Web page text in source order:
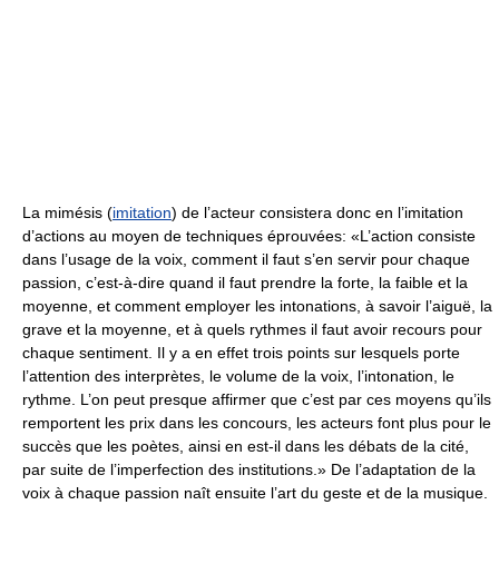
La mimésis (imitation) de l’acteur consistera donc en l’imitation
d’actions au moyen de techniques éprouvées: «L’action consiste
dans l’usage de la voix, comment il faut s’en servir pour chaque
passion, c’est-à-dire quand il faut prendre la forte, la faible et la
moyenne, et comment employer les intonations, à savoir l’aiguë, la
grave et la moyenne, et à quels rythmes il faut avoir recours pour
chaque sentiment. Il y a en effet trois points sur lesquels porte
l’attention des interprètes, le volume de la voix, l’intonation, le
rythme. L’on peut presque affirmer que c’est par ces moyens qu’ils
remportent les prix dans les concours, les acteurs font plus pour le
succès que les poètes, ainsi en est-il dans les débats de la cité,
par suite de l’imperfection des institutions.» De l’adaptation de la
voix à chaque passion naît ensuite l’art du geste et de la musique.